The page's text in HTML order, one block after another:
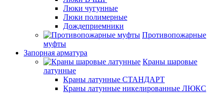
Люки чугунные
Люки полимерные
Дождеприемники
Противопожарные
муфты
Запорная арматура
Краны шаровые
латунные
Краны латунные СТАНДАРТ
Краны латунные никелированные ЛЮКС